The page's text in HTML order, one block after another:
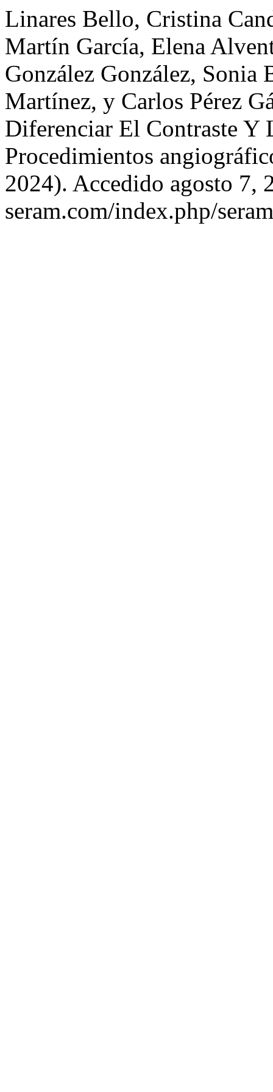
Linares Bello, Cristina
Martín García, Elena
González González, Sonia
Martínez, y Carlos Pérez
Diferenciar El Contraste Y
Procedimientos
2024). Accedido agosto 7,
seram.com/index.php/